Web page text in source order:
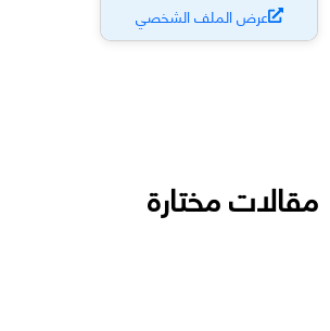
عرض الملف الشخصي
مقالات مختارة